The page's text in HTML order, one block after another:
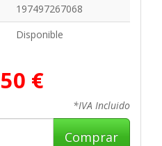
197497267068
Disponible
€
*IVA Incluido
Comprar